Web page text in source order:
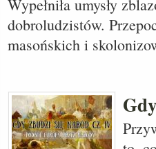
Wypełniła umysły
dobroludzistów.
masońskich i